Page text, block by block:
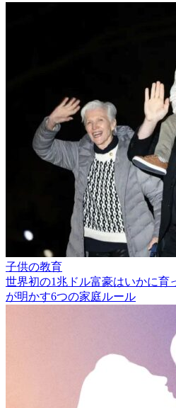
子供の教育
世界初の1兆ドル富豪はいかに
が明かす6つの家庭ルール